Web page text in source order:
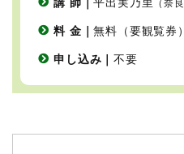
料 金｜無料（要観覧券）
申し込み｜不要